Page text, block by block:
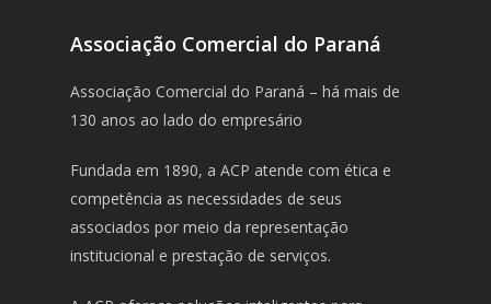
Associação Comercial do Paraná
Associação Comercial do Paraná – há mais de
130 anos ao lado do empresário
Fundada em 1890, a ACP atende com ética e
competência as necessidades de seus
associados por meio da representação
institucional e prestação de serviços.